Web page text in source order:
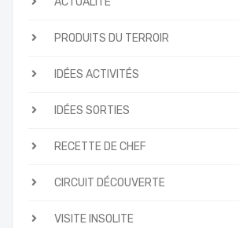
PRODUITS DU TERROIR
IDÉES ACTIVITÉS
IDÉES SORTIES
RECETTE DE CHEF
CIRCUIT DÉCOUVERTE
VISITE INSOLITE